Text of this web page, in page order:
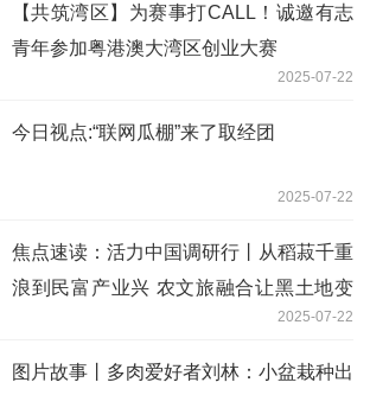
【共筑湾区】为赛事打CALL！诚邀有志
青年参加粤港澳大湾区创业大赛
2025-07-22
今日视点:“联网瓜棚”来了取经团
2025-07-22
焦点速读：活力中国调研行丨从稻菽千重
浪到民富产业兴 农文旅融合让黑土地变
2025-07-22
图片故事丨多肉爱好者刘林：小盆栽种出